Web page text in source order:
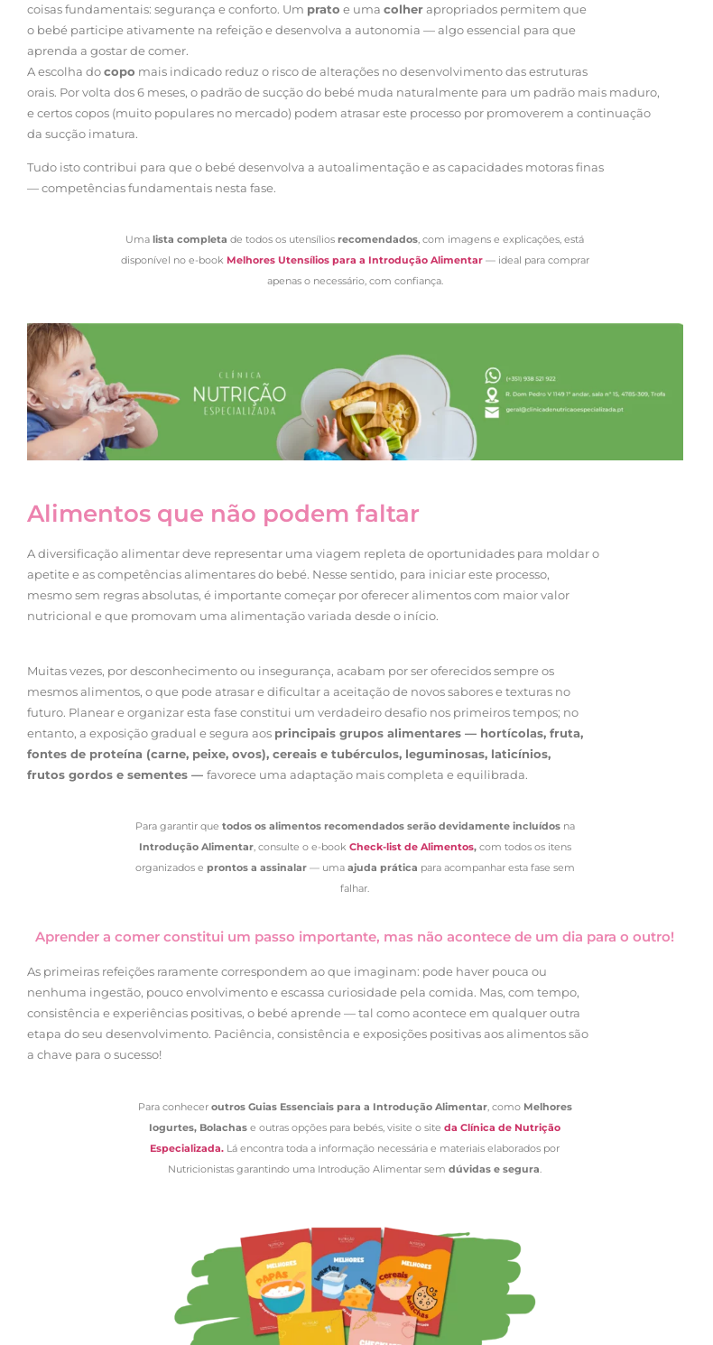
coisas fundamentais: segurança e conforto. Um prato e uma colherapropriados permitem que
o bebé participe ativamente na refeição e desenvolva a autonomia — algo essencial para que
aprenda a gostar de comer.
A escolha docopo mais indicado reduz o risco de alterações no desenvolvimento das estruturas
orais. Por volta dos 6 meses, o padrão de sucção do bebé muda naturalmente para um padrão mais maduro,
e certos copos (muito populares no mercado) podem atrasar este processo por promoverem a continuação
da sucção imatura.
Tudo isto contribui para que o bebé desenvolva a autoalimentação e as capacidades motoras finas
— competências fundamentais nesta fase.
Uma lista completa de todos os utensíliosrecomendados, com imagens e explicações, está
disponível no e-book Melhores Utensílios para a Introdução Alimentar— ideal para comprar
apenas o necessário, com confiança.
Alimentos que não podem faltar
A diversificação alimentar deve representar uma viagem repleta de oportunidades para moldar o
apetite e as competências alimentares do bebé. Nesse sentido, para iniciar este processo,
mesmo sem regras absolutas, é importante começar por oferecer alimentos com maior valor
nutricional e que promovam uma alimentação variada desde o início.
Muitas vezes, por desconhecimento ou insegurança, acabam por ser oferecidos sempre os
mesmos alimentos, o que pode atrasar e dificultar a aceitação de novos sabores e texturas no
futuro. Planear e organizar esta fase constitui um verdadeiro desafio nos primeiros tempos; no
entanto, a exposição gradual e segura aos principais grupos alimentares — hortícolas, fruta,
fontes de proteína (carne, peixe, ovos), cereais e tubérculos, leguminosas, laticínios,
frutos gordos e sementes — favorece uma adaptação mais completa e equilibrada.
Para garantir que todos os alimentos recomendados serão devidamente incluídosna
Introdução Alimentar, consulte o e-book Check-list de Alimentos,com todos os itens
organizados e prontos a assinalar — umaajuda prática para acompanhar esta fase sem
falhar.
Aprender a comer constitui um passo importante, mas não acontece de um dia para o outro!
As primeiras refeições raramente correspondem ao que imaginam: pode haver pouca ou
nenhuma ingestão, pouco envolvimento e escassa curiosidade pela comida. Mas, com tempo,
consistência e experiências positivas, o bebé aprende — tal como acontece em qualquer outra
etapa do seu desenvolvimento. Paciência, consistência e exposições positivas aos alimentos são
a chave para o sucesso!
Para conhecer outros Guias Essenciais para a Introdução Alimentar, como Melhores
Iogurtes, Bolachas e outras opções para bebés, visite o siteda Clínica de Nutrição
Especializada. Lá encontra toda a informação necessária e materiais elaborados por
Nutricionistas garantindo uma Introdução Alimentar semdúvidas e segura.